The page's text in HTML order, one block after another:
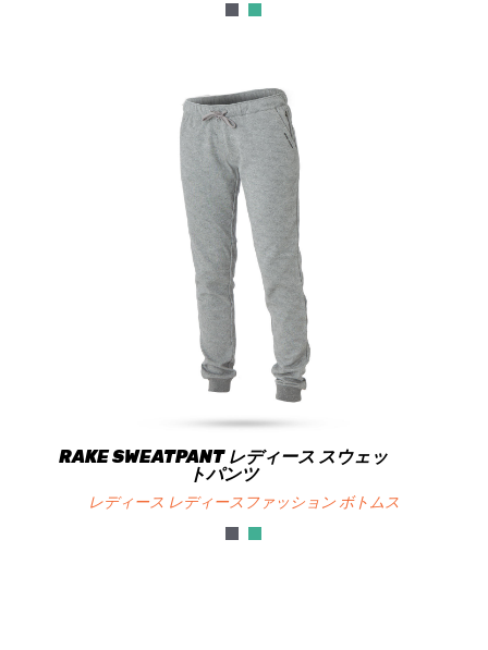
RAKE SWEATPANT レディース スウェッ
トパンツ
レディース レディースファッション ボトムス